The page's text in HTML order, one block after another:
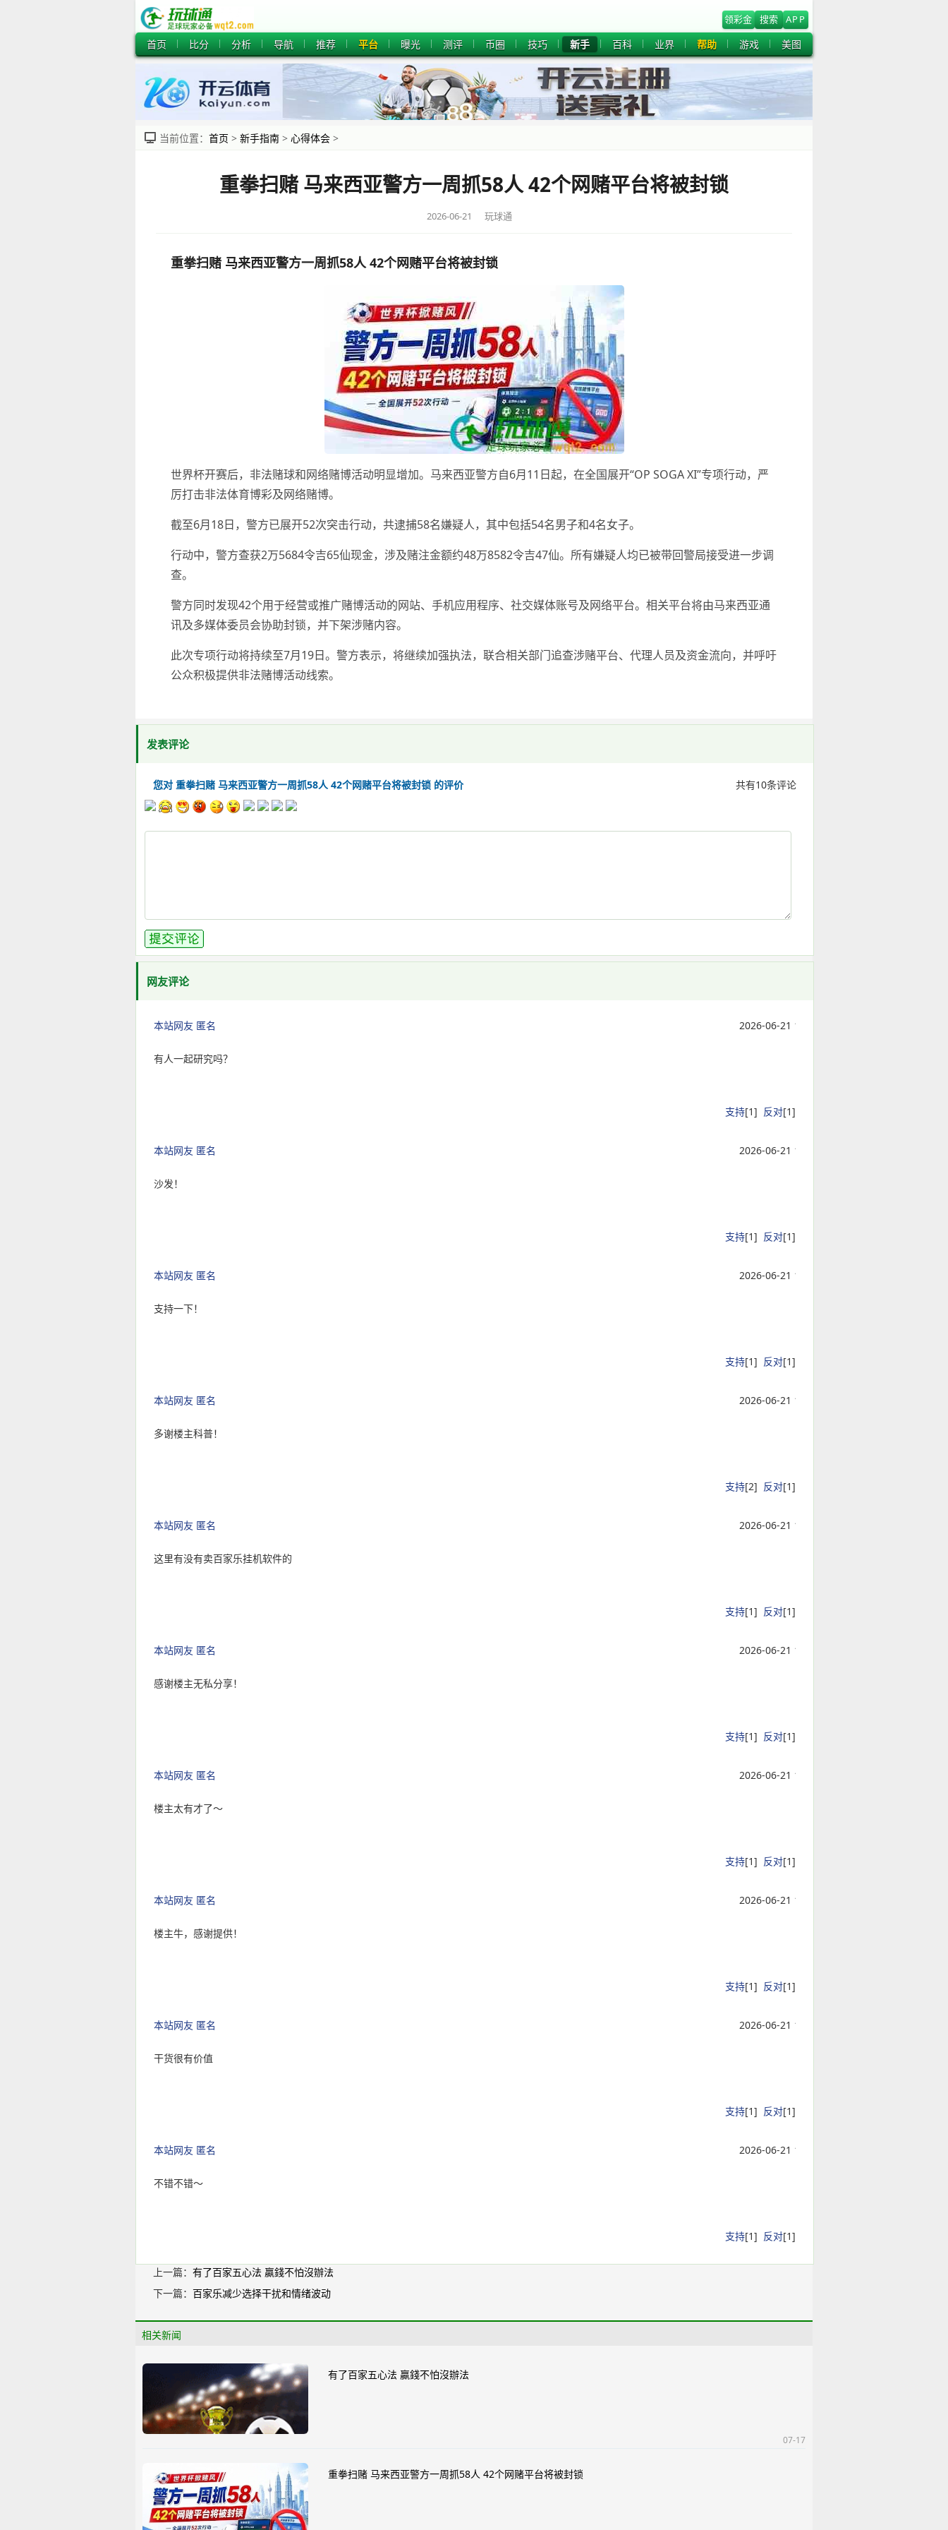
领彩金 搜索 APP
首页 比分 分析 导航 推荐 平台 曝光 测评 币圈 技巧 新手 百科 业界 帮助 游戏 美图
当前位置： 首页 > 新手指南 > 心得体会 >
重拳扫赌 马来西亚警方一周抓58人 42个网赌平台将被封锁
2026-06-21 玩球通
重拳扫赌 马来西亚警方一周抓58人 42个网赌平台将被封锁
世界杯开赛后，非法赌球和网络赌博活动明显增加。马来西亚警方自6月11日起，在全国展开“OP SOGA XI”专项行动，严
厉打击非法体育博彩及网络赌博。
截至6月18日，警方已展开52次突击行动，共逮捕58名嫌疑人，其中包括54名男子和4名女子。
行动中，警方查获2万5684令吉65仙现金，涉及赌注金额约48万8582令吉47仙。所有嫌疑人均已被带回警局接受进一步调
查。
警方同时发现42个用于经营或推广赌博活动的网站、手机应用程序、社交媒体账号及网络平台。相关平台将由马来西亚通
讯及多媒体委员会协助封锁，并下架涉赌内容。
此次专项行动将持续至7月19日。警方表示，将继续加强执法，联合相关部门追查涉赌平台、代理人员及资金流向，并呼吁
公众积极提供非法赌博活动线索。
发表评论
您对 重拳扫赌 马来西亚警方一周抓58人 42个网赌平台将被封锁 的评价 共有10条评论
网友评论
本站网友 匿名 2026-06-21 15:05:04
有人一起研究吗？
支持[1] 反对[1]
本站网友 匿名 2026-06-21 15:05:04
沙发！
支持[1] 反对[1]
本站网友 匿名 2026-06-21 15:05:04
支持一下！
支持[1] 反对[1]
本站网友 匿名 2026-06-21 15:05:04
多谢楼主科普！
支持[2] 反对[1]
本站网友 匿名 2026-06-21 15:05:04
这里有没有卖百家乐挂机软件的
支持[1] 反对[1]
本站网友 匿名 2026-06-21 15:05:04
感谢楼主无私分享！
支持[1] 反对[1]
本站网友 匿名 2026-06-21 15:05:04
楼主太有才了～
支持[1] 反对[1]
本站网友 匿名 2026-06-21 15:05:04
楼主牛，感谢提供！
支持[1] 反对[1]
本站网友 匿名 2026-06-21 15:05:04
干货很有价值
支持[1] 反对[1]
本站网友 匿名 2026-06-21 15:05:04
不错不错～
支持[1] 反对[1]
上一篇： 有了百家五心法 贏錢不怕沒辦法
下一篇： 百家乐减少选择干扰和情绪波动
相关新闻
有了百家五心法 贏錢不怕沒辦法
07-17
重拳扫赌 马来西亚警方一周抓58人 42个网赌平台将被封锁